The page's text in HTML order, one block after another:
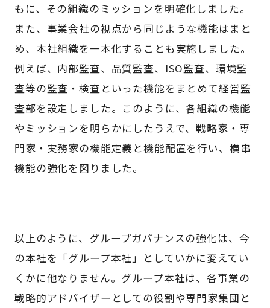
もに、その組織のミッションを明確化しました。
また、事業会社の視点から同じような機能はまと
め、本社組織を一本化することも実施しました。
例えば、内部監査、品質監査、ISO監査、環境監
査等の監査・検査といった機能をまとめて経営監
査部を設定しました。このように、各組織の機能
やミッションを明らかにしたうえで、戦略家・専
門家・実務家の機能定義と機能配置を行い、横串
機能の強化を図りました。
以上のように、グループガバナンスの強化は、今
の本社を「グループ本社」としていかに変えてい
くかに他なりません。グループ本社は、各事業の
戦略的アドバイザーとしての役割や専門家集団と